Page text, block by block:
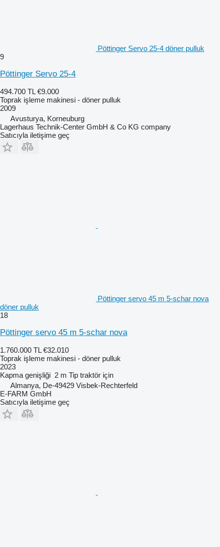
Pöttinger Servo 25-4 döner pulluk
9
Pöttinger Servo 25-4
494.700 TL €9.000
Toprak işleme makinesi - döner pulluk
2009
Avusturya, Korneuburg
Lagerhaus Technik-Center GmbH & Co KG company
Satıcıyla iletişime geç
Pöttinger servo 45 m 5-schar nova
döner pulluk
18
Pöttinger servo 45 m 5-schar nova
1.760.000 TL €32.010
Toprak işleme makinesi - döner pulluk
2023
Kapma genişliği 2 m Tip traktör için
Almanya, De-49429 Visbek-Rechterfeld
E-FARM GmbH
Satıcıyla iletişime geç